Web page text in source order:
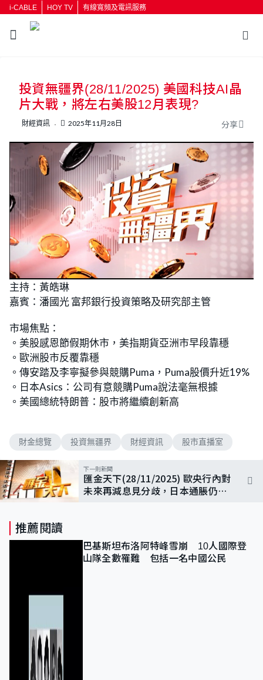
i-CABLE HOY TV 有線寬頻及電訊服務
按輸入鍵開始搜尋
投資無疆界(28/11/2025) 美國科技AI晶
片大戰，將左右美股12月表現?
財經資訊 2025年11月28日 分享
主持：黃皓琳
嘉賓：潘國光 富邦銀行投資策略及研究部主管
市場焦點：
。美股感恩節假期休市，美指期貨亞洲市早段靠穩
。歐洲股市反覆靠穩
。傳安踏及李寧擬參與競購Puma，Puma股價升近19%
。日本Asics：公司有意競購Puma說法毫無根據
。美國總統特朗普：股市將繼續創新高
財金總覽 投資無疆界 財經資訊 股市直播室
下一則新聞
匯金天下(28/11/2025) 歐央行內對
未來再減息見分歧，日本通脹仍高
推薦閱讀
巴基斯坦布洛阿特峰雪崩 10人國際登
山隊全數罹難 包括一名中國公民